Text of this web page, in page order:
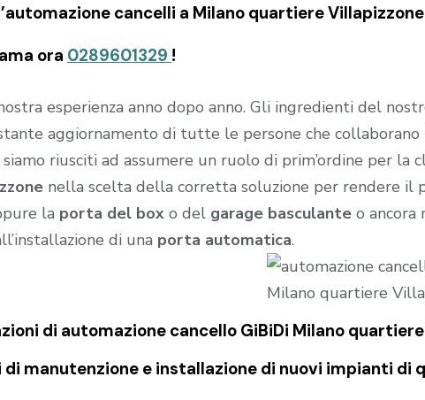
cancelli a Milano quartiere
ora 0289601329 !
esperienza anno dopo anno. Gli ingredienti del
aggiornamento di tutte le persone che collaborano
riusciti ad assumere un ruolo di prim’ordine per la
nella scelta della corretta soluzione per rendere il
la porta del box o del garage basculante o ancora
di una porta automatica.
di automazione cancello GiBiDi Milano
manutenzione e installazione di nuovi impianti di